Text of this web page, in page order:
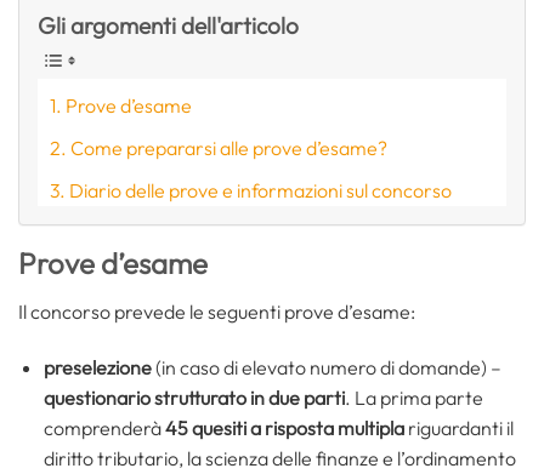
Gli argomenti dell'articolo
Prove d’esame
Come prepararsi alle prove d’esame?
Diario delle prove e informazioni sul concorso
Prove d’esame
Il concorso prevede le seguenti prove d’esame:
preselezione(in caso di elevato numero di domande) –
questionario strutturato in due parti. La prima parte
comprenderà45 quesiti a risposta multiplariguardanti il
diritto tributario, la scienza delle finanze e l’ordinamento